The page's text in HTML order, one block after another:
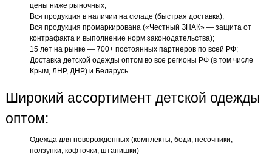
цены ниже рыночных;
Вся продукция в наличии на складе (быстрая доставка);
Вся продукция промаркирована («Честный ЗНАК» — защита от
контрафакта и выполнение норм законодательства);
15 лет на рынке — 700+ постоянных партнеров по всей РФ;
Доставка детской одежды оптом во все регионы РФ (в том числе
Крым, ЛНР, ДНР) и Беларусь.
Широкий ассортимент детской одежды
оптом:
Одежда для новорожденных (комплекты, боди, песочники,
ползунки, кофточки, штанишки)